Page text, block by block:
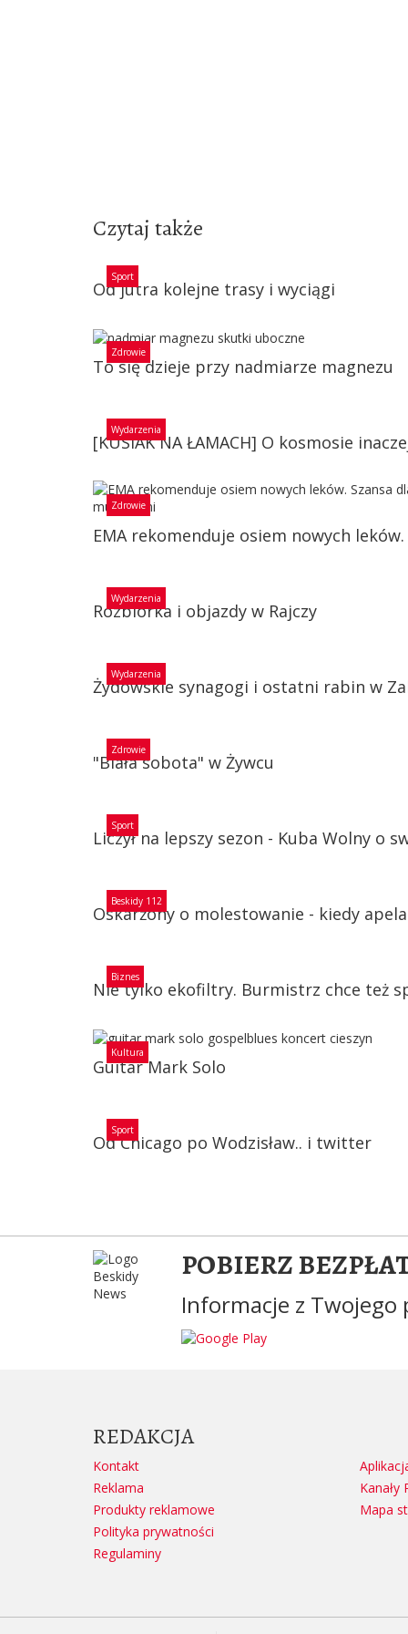
Czytaj także
Sport
Od jutra kolejne trasy i wyciągi
Zdrowie
To się dzieje przy nadmiarze magnezu
Wydarzenia
[KUSIAK NA ŁAMACH] O kosmosie
Zdrowie
EMA rekomenduje osiem nowych
Wydarzenia
Rozbiórka i objazdy w Rajczy
Wydarzenia
Żydowskie synagogi i ostatni rabin w
Zdrowie
"Biała sobota" w Żywcu
Sport
Liczył na lepszy sezon - Kuba Wolny o
Beskidy 112
Oskarżony o molestowanie - kiedy
Biznes
Nie tylko ekofiltry. Burmistrz chce też
Kultura
Guitar Mark Solo
Sport
Od Chicago po Wodzisław.. i twitter
POBIERZ
Informacje z
REDAKCJA
Kontakt
Reklama
Produkty reklamowe
Polityka prywatności
Regulaminy
Kanały
Mapa